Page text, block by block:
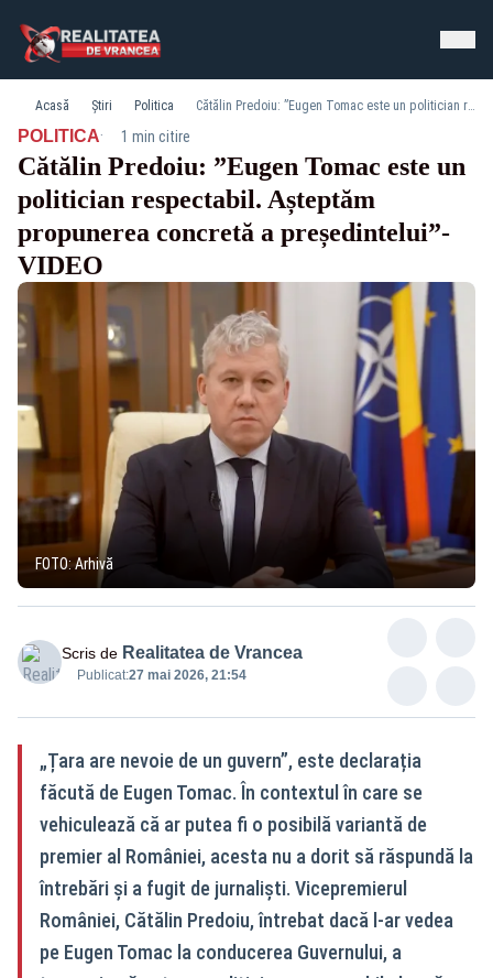
Acasă Știri Politica Cătălin Predoiu: ”Eugen Tomac este un politician respectabil. Așteptăm propunerea concretă a președintelui”-VIDEO
POLITICA· 1 min citire
Cătălin Predoiu: ”Eugen Tomac este un
politician respectabil. Așteptăm
propunerea concretă a președintelui”-
VIDEO
FOTO: Arhivă
Scris de Realitatea de Vrancea
Publicat:27 mai 2026, 21:54
„Țara are nevoie de un guvern”, este declarația
făcută de Eugen Tomac. În contextul în care se
vehiculează că ar putea fi o posibilă variantă de
premier al României, acesta nu a dorit să răspundă la
întrebări și a fugit de jurnaliști. Vicepremierul
României, Cătălin Predoiu, întrebat dacă l-ar vedea
pe Eugen Tomac la conducerea Guvernului, a